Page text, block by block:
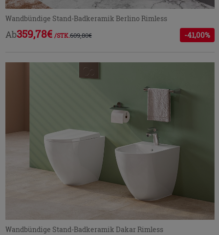
Wandbündige Stand-Badkeramik Berlino Rimless
Ab359,78€ /STK.609,80€ -41,00%
Wandbündige Stand-Badkeramik Dakar Rimless